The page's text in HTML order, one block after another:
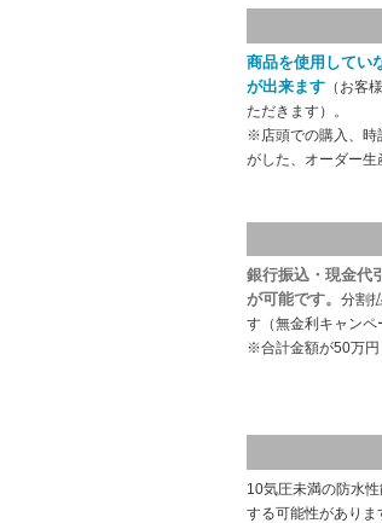
商品を使用してい
が出来ます （お客
ただきます）。
※店頭での購入、時
がした、オーダー生
銀行振込・現金代
が可能です。 分割
す（無金利キャンペ
※合計金額が50万円
10気圧未満の防水
する可能性がありま